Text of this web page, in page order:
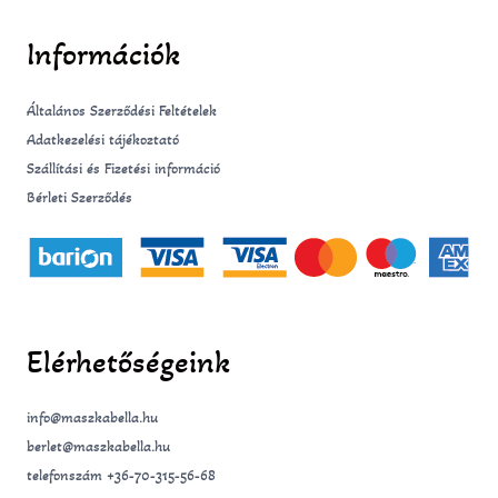
f
Információk
Általános Szerződési Feltételek
Adatkezelési tájékoztató
Szállítási és Fizetési információ
Bérleti Szerződés
Elérhetőségeink
info@maszkabella.hu
berlet@maszkabella.hu
telefonszám +36-70-315-56-68